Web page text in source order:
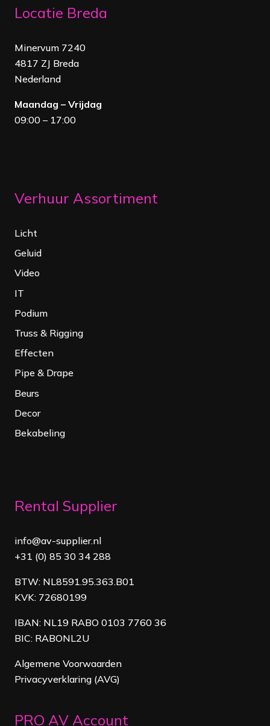
Locatie Breda
Minervum 7240
4817 ZJ Breda
Nederland
Maandag – Vrijdag
09:00 – 17:00
Verhuur Assortiment
Licht
Geluid
Video
IT
Podium
Truss & Rigging
Effecten
Pipe & Drape
Beurs
Decor
Bekabeling
Rental Supplier
info@av-supplier.nl
+31 (0) 85 30 34 288
BTW: NL8591.95.363.B01
KVK: 72680199
IBAN: NL19 RABO 0103 7760 36
BIC: RABONL2U
Algemene Voorwaarden
Privacyverklaring (AVG)
PRO AV Account